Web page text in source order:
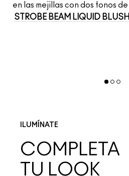
en las mejillas con dos tonos de
STROBE BEAM LIQUID BLUSH
ILUMÍNATE
COMPLETA
TU LOOK